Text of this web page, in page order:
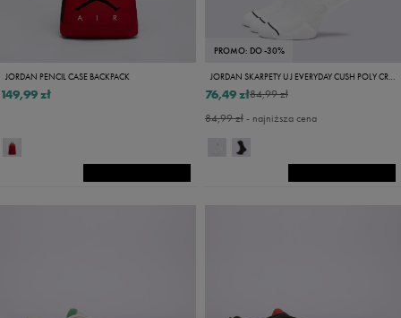
JORDAN PENCIL CASE BACKPACK
149,99 zł
PROMO: DO -30%
JORDAN SKARPETY U J EVERYDAY CUSH POLY CREW 3PR
84,99 zł
76,49 zł
84,99 zł- najniższa cena